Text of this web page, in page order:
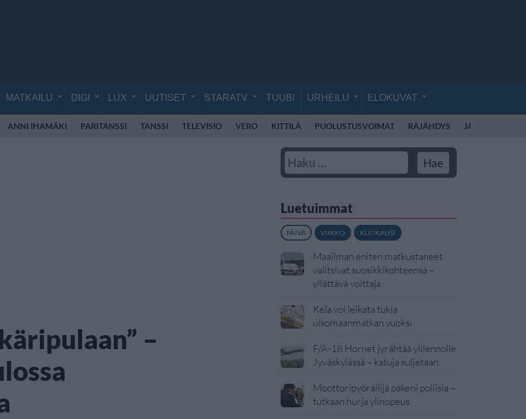
MATKAILU DIGI LUX UUTISET STARATV TUUBI URHEILU ELOKUVAT
ANNI IHAMÄKI PARITANSSI TANSSI TELEVISIO VERO KITTILÄ PUOLUSTUSVOIMAT RÄJÄHDYS JANNI HUSSI
–
Luetuimmat
PÄIVÄ VIIKKO KUUKAUSI
Maailman eniten matkustaneet
valitsivat suosikkikohteensa –
yllättävä voittaja
Kela voi leikata tukia
ulkomaanmatkan vuoksi
F/A-18 Hornet jyrähtää ylilennolle
Jyväskylässä – katuja suljetaan
Moottoripyöräilijä pakeni poliisia –
tutkaan hurja ylinopeus